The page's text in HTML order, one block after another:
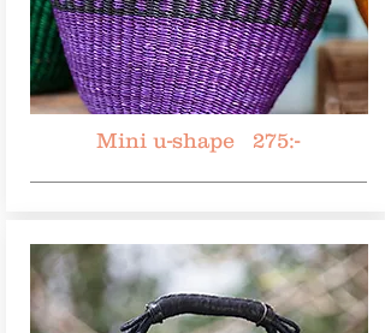
Mini u-shape 275:-